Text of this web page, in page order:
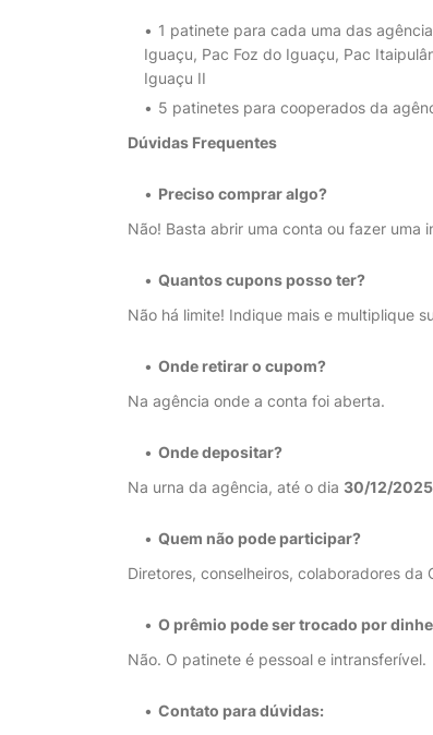
1 patinete para cada uma das
Iguaçu, Pac Foz do Iguaçu, Pac
Iguaçu II
5 patinetes para cooperados da
Dúvidas Frequentes
Preciso comprar algo?
Não! Basta abrir uma conta ou fazer uma
Quantos cupons posso ter?
Não há limite! Indique mais e multiplique
Onde retirar o cupom?
Na agência onde a conta foi aberta.
Onde depositar?
Na urna da agência, até o dia 30/12/2025
Quem não pode participar?
Diretores, conselheiros, colaboradores
O prêmio pode ser trocado por
Não. O patinete é pessoal e intransferível.
Contato para dúvidas: